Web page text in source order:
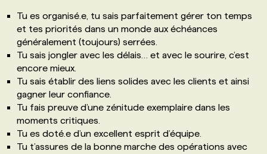
Tu es organisé.e, tu sais parfaitement gérer ton temps
et tes priorités dans un monde aux échéances
généralement (toujours) serrées.
Tu sais jongler avec les délais… et avec le sourire, c’est
encore mieux.
Tu sais établir des liens solides avec les clients et ainsi
gagner leur confiance.
Tu fais preuve d’une zénitude exemplaire dans les
moments critiques.
Tu es doté.e d’un excellent esprit d’équipe.
Tu t’assures de la bonne marche des opérations avec